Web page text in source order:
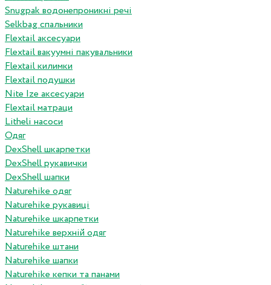
Snugpak водонепроникні речі
Selkbag спальники
Flextail аксесуари
Flextail вакуумні пакувальники
Flextail килимки
Flextail подушки
Nite Ize аксесуари
Flextail матраци
Litheli насоси
Одяг
DexShell шкарпетки
DexShell рукавички
DexShell шапки
Naturehike одяг
Naturehike рукавиці
Naturehike шкарпетки
Naturehike верхній одяг
Naturehike штани
Naturehike шапки
Naturehike кепки та панами